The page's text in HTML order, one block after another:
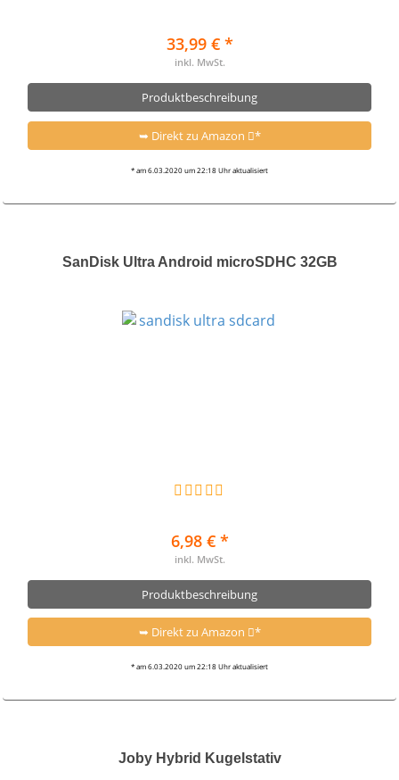
33,99 € *
inkl. MwSt.
Produktbeschreibung
➥ Direkt zu Amazon *
* am 6.03.2020 um 22:18 Uhr aktualisiert
SanDisk Ultra Android microSDHC 32GB
6,98 € *
inkl. MwSt.
Produktbeschreibung
➥ Direkt zu Amazon *
* am 6.03.2020 um 22:18 Uhr aktualisiert
Joby Hybrid Kugelstativ